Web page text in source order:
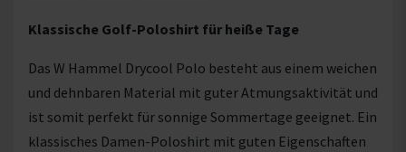
Klassische Golf-Poloshirt für heiße Tage
Das W Hammel Drycool Polo besteht aus einem weichen
und dehnbaren Material mit guter Atmungsaktivität und
ist somit perfekt für sonnige Sommertage geeignet. Ein
klassisches Damen-Poloshirt mit guten Eigenschaften